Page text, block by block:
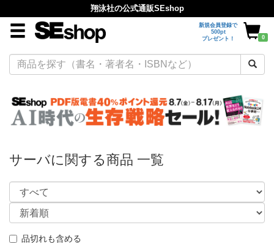
翔泳社の公式通販SEshop
新規会員登録で
500pt
プレゼント！
0
サーバに関する商品 一覧
品切れも含める